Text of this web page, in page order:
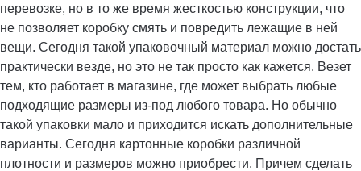
перевозке, но в то же время жесткостью конструкции, что
не позволяет коробку смять и повредить лежащие в ней
вещи. Сегодня такой упаковочный материал можно достать
практически везде, но это не так просто как кажется. Везет
тем, кто работает в магазине, где может выбрать любые
подходящие размеры из-под любого товара. Но обычно
такой упаковки мало и приходится искать дополнительные
варианты. Сегодня картонные коробки различной
плотности и размеров можно приобрести. Причем сделать